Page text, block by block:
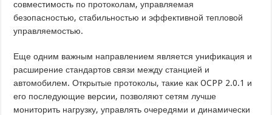
совместимость по протоколам, управляемая
безопасностью, стабильностью и эффективной тепловой
управляемостью.
Еще одним важным направлением является унификация и
расширение стандартов связи между станцией и
автомобилем. Открытые протоколы, такие как OCPP 2.0.1 и
его последующие версии, позволяют сетям лучше
мониторить нагрузку, управлять очередями и динамически